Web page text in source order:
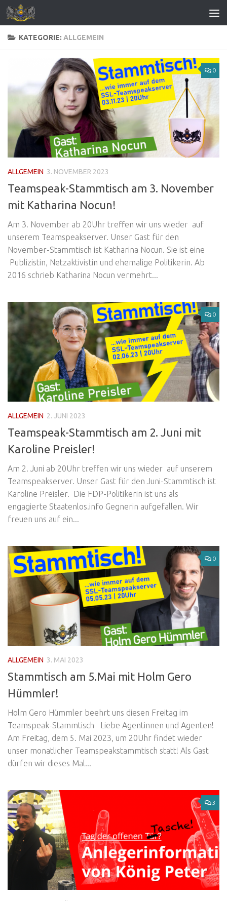
Zum Inhalt springen
KATEGORIE: ALLGEMEIN
0
ALLGEMEIN 3. NOVEMBER 2023
Teamspeak-Stammtisch am 3. November
mit Katharina Nocun!
Am 3. November ab 20Uhr treffen wir uns wieder auf
unserem Teamspeakserver. Unser Gast für den
November-Stammtisch ist Katharina Nocun. Sie ist eine
Publizistin, Netzaktivistin und ehemalige Politikerin. Ab
2016 schrieb Katharina Nocun vermehrt...
0
ALLGEMEIN 2. JUNI 2023
Teamspeak-Stammtisch am 2. Juni mit
Karoline Preisler!
Am 2. Juni ab 20Uhr treffen wir uns wieder auf unserem
Teamspeakserver. Unser Gast für den Juni-Stammtisch ist
Karoline Preisler. Die FDP-Politikerin ist uns als
engagierte Staatenlos.info Gegnerin aufgefallen. Wir
freuen uns auf ein...
0
ALLGEMEIN 3. MAI 2023
Stammtisch am 5.Mai mit Holm Gero
Hümmler!
Holm Gero Hümmler beehrt uns diesen Freitag im
Teamspeak-Stammtisch Liebe Agentinnen und Agenten!
Am Freitag, dem 5. Mai 2023, um 20Uhr findet wieder
unser monatlicher Teamspeakstammtisch statt! Als Gast
dürfen wir dieses Mal...
3